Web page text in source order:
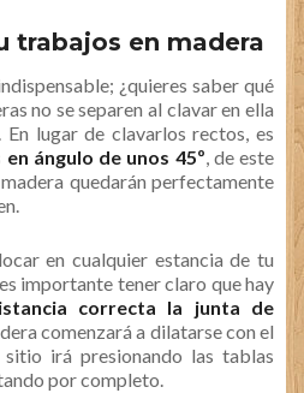
trabajos en madera
¿quieres saber qué
no se separen al clavar en ella
lugar de clavarlos rectos, es
ángulo de unos 45º, de este
quedarán perfectamente
en cualquier estancia de tu
importante tener claro que hay
correcta la junta de
comenzará a dilatarse con el
irá presionando las tablas
por completo.